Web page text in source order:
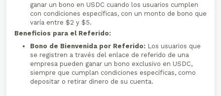
ganar un bono en USDC cuando los usuarios cumplen
con condiciones específicas, con un monto de bono que
varía entre $2 y $5.
Beneficios para el Referido:
Bono de Bienvenida por Referido: Los usuarios que
se registren a través del enlace de referido de una
empresa pueden ganar un bono exclusivo en USDC,
siempre que cumplan condiciones específicas, como
depositar o retirar dinero de su cuenta.